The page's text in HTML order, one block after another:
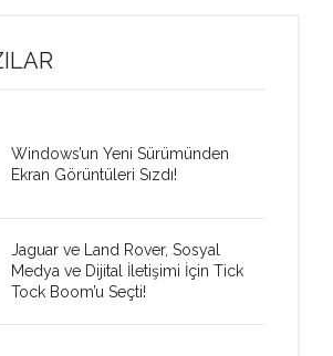
Windows’un Yeni Sürümünden
Ekran Görüntüleri Sızdı!
Jaguar ve Land Rover, Sosyal
Medya ve Dijital İletişimi İçin Tick
Tock Boom’u Seçti!